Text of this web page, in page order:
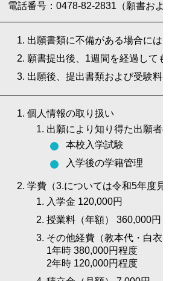
電話番号：0478-82-2831（願書およ
出願書類に不備がある場合には
願書提出後、1週間を経過して
出願後、提出書類および受験料
個人情報の取り扱い
出願により知り得た出願者
本校入学試験
入学後の学籍管理
学費（3.については令和5年度見
入学金 120,000円
授業料（年額） 360,000円
その他経費（教本代・白衣
1年時 380,000円程度
2年時 120,000円程度